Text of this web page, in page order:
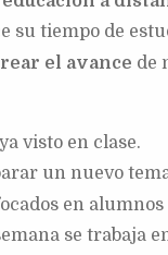
su tiempo de
el avance de
visto en clase.
un nuevo
en alumnos
se trabaja